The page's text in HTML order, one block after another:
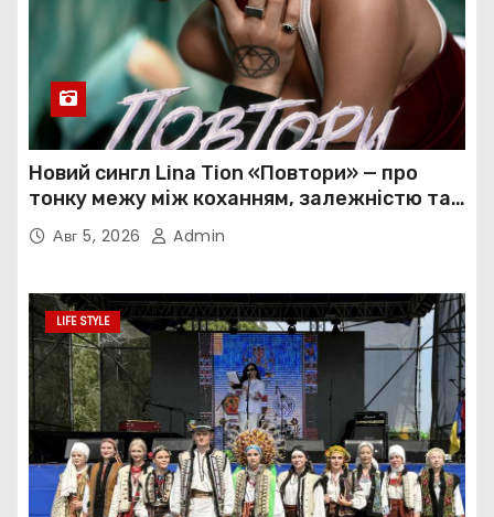
Новий сингл Lina Tion «Повтори» — про
тонку межу між коханням, залежністю та
нав’язливою прив’язаністю
Авг 5, 2026 Admin
LIFE STYLE